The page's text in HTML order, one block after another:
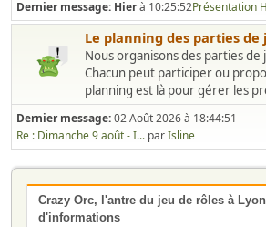
Dernier message: Hierà 10:25:52Présentation
Le planning des parties de
Nous organisons des parties
Chacun peut participer ou
planning est là pour gérer les
Dernier message:02 Août 2026 à 18:44:51
Re : Dimanche 9 août - I... parIsline
Crazy Orc, l'antre du jeu de rôles à
d'informations